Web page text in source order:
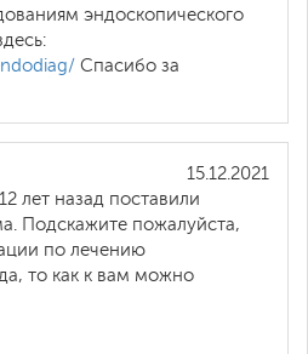
эндоскопического
Спасибо за
15.12.2021
лет назад поставили
Подскажите пожалуйста,
по лечению
то как к вам можно